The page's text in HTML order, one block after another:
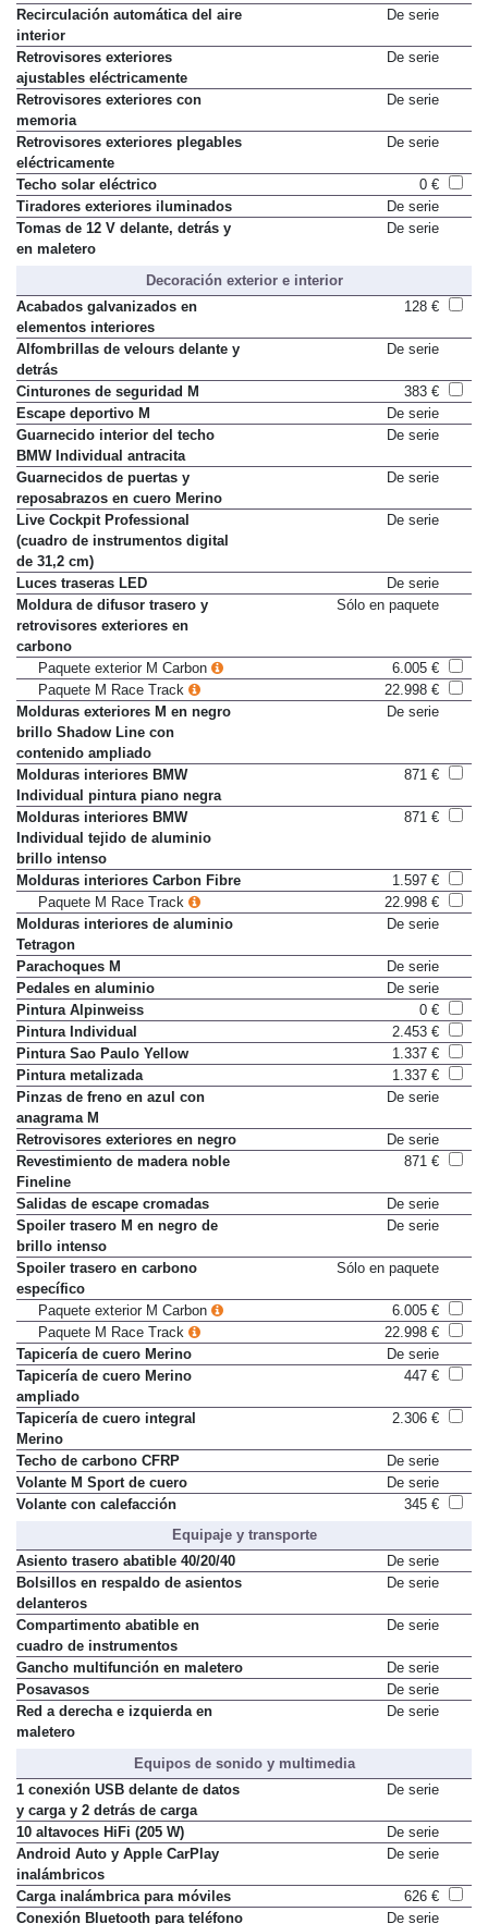
Recirculación automática del aire
interior
De serie
Retrovisores exteriores
ajustables eléctricamente
De serie
Retrovisores exteriores con
memoria
De serie
Retrovisores exteriores plegables
eléctricamente
De serie
Techo solar eléctrico
0 €
Tiradores exteriores iluminados
De serie
Tomas de 12 V delante, detrás y
en maletero
De serie
Decoración exterior e interior
Acabados galvanizados en
elementos interiores
128 €
Alfombrillas de velours delante y
detrás
De serie
Cinturones de seguridad M
383 €
Escape deportivo M
De serie
Guarnecido interior del techo
BMW Individual antracita
De serie
Guarnecidos de puertas y
reposabrazos en cuero Merino
De serie
Live Cockpit Professional
(cuadro de instrumentos digital
de 31,2 cm)
De serie
Luces traseras LED
De serie
Moldura de difusor trasero y
retrovisores exteriores en
carbono
Sólo en paquete
Paquete exterior M Carbon
6.005 €
Paquete M Race Track
22.998 €
Molduras exteriores M en negro
brillo Shadow Line con
contenido ampliado
De serie
Molduras interiores BMW
Individual pintura piano negra
871 €
Molduras interiores BMW
Individual tejido de aluminio
brillo intenso
871 €
Molduras interiores Carbon Fibre
1.597 €
Paquete M Race Track
22.998 €
Molduras interiores de aluminio
Tetragon
De serie
Parachoques M
De serie
Pedales en aluminio
De serie
Pintura Alpinweiss
0 €
Pintura Individual
2.453 €
Pintura Sao Paulo Yellow
1.337 €
Pintura metalizada
1.337 €
Pinzas de freno en azul con
anagrama M
De serie
Retrovisores exteriores en negro
De serie
Revestimiento de madera noble
Fineline
871 €
Salidas de escape cromadas
De serie
Spoiler trasero M en negro de
brillo intenso
De serie
Spoiler trasero en carbono
específico
Sólo en paquete
Paquete exterior M Carbon
6.005 €
Paquete M Race Track
22.998 €
Tapicería de cuero Merino
De serie
Tapicería de cuero Merino
ampliado
447 €
Tapicería de cuero integral
Merino
2.306 €
Techo de carbono CFRP
De serie
Volante M Sport de cuero
De serie
Volante con calefacción
345 €
Equipaje y transporte
Asiento trasero abatible 40/20/40
De serie
Bolsillos en respaldo de asientos
delanteros
De serie
Compartimento abatible en
cuadro de instrumentos
De serie
Gancho multifunción en maletero
De serie
Posavasos
De serie
Red a derecha e izquierda en
maletero
De serie
Equipos de sonido y multimedia
1 conexión USB delante de datos
y carga y 2 detrás de carga
De serie
10 altavoces HiFi (205 W)
De serie
Android Auto y Apple CarPlay
inalámbricos
De serie
Carga inalámbrica para móviles
626 €
Conexión Bluetooth para teléfono
De serie